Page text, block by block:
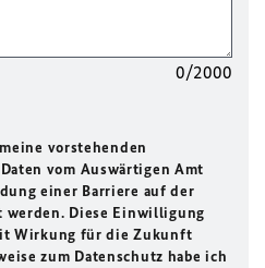
0/2000
vorstehenden
vom Auswärtigen Amt
einer Barriere auf der
werden. Diese Einwilligung
Wirkung für die Zukunft
zum Datenschutz habe ich